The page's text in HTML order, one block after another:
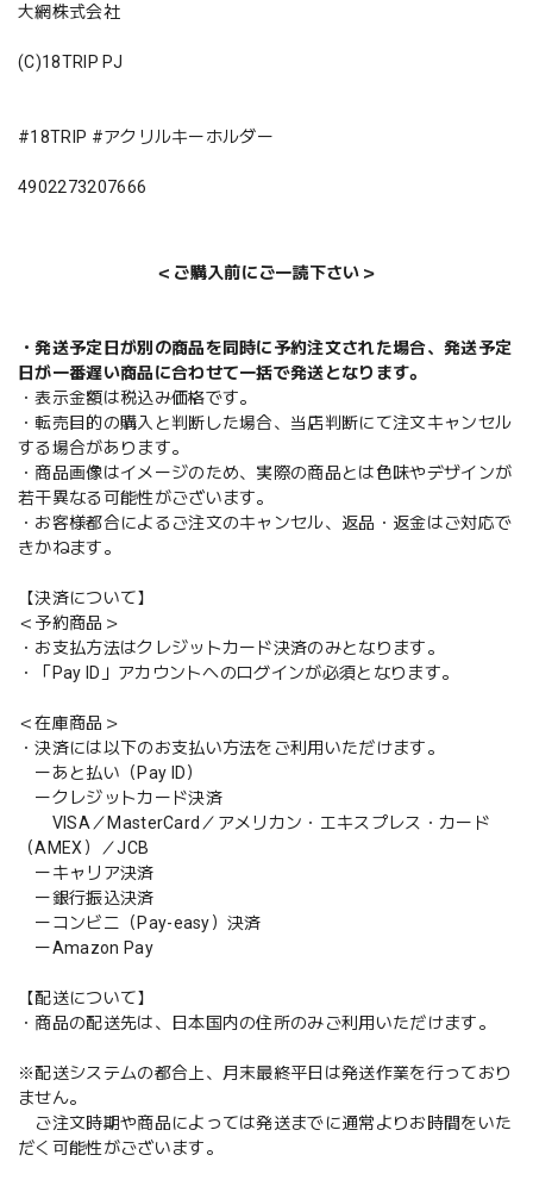
大網株式会社
(C)18TRIP PJ
#18TRIP #アクリルキーホルダー
4902273207666
＜ご購入前にご一読下さい＞
・発送予定日が別の商品を同時に予約注文された場合、発送予定
日が一番遅い商品に合わせて一括で発送となります。
・表示金額は税込み価格です。
・転売目的の購入と判断した場合、当店判断にて注文キャンセル
する場合があります。
・商品画像はイメージのため、実際の商品とは色味やデザインが
若干異なる可能性がございます。
・お客様都合によるご注文のキャンセル、返品・返金はご対応で
きかねます。
【決済について】
＜予約商品＞
・お支払方法はクレジットカード決済のみとなります。
・「Pay ID」アカウントへのログインが必須となります。
＜在庫商品＞
・決済には以下のお支払い方法をご利用いただけます。
ーあと払い（Pay ID）
ークレジットカード決済
VISA／MasterCard／アメリカン・エキスプレス・カード
（AMEX）／JCB
ーキャリア決済
ー銀行振込決済
ーコンビニ（Pay-easy）決済
ーAmazon Pay
【配送について】
・商品の配送先は、日本国内の住所のみご利用いただけます。
※配送システムの都合上、月末最終平日は発送作業を行っており
ません。
ご注文時期や商品によっては発送までに通常よりお時間をいた
だく可能性がございます。